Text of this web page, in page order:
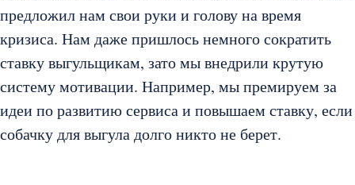
предложил нам свои руки и голову на время
кризиса. Нам даже пришлось немного сократить
ставку выгульщикам, зато мы внедрили крутую
систему мотивации. Например, мы премируем за
идеи по развитию сервиса и повышаем ставку, если
собачку для выгула долго никто не берет.